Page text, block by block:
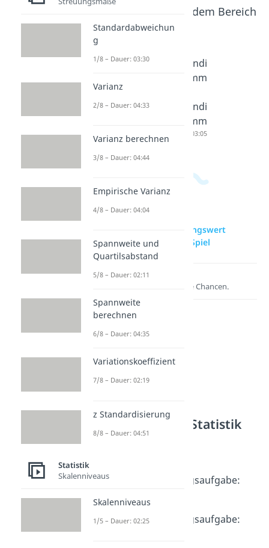
Beliebte Inhalte aus dem Bereich
Statistik
Diagram
Dauer: 04:55
Kreisdia
Balkendi
agramm
Säulendi
agramm
Dauer: 03:05
zur Videoseite: Erwartungswert
Übungsaufgabe: faires Spiel
Lernen lohnt sich!
Entdecke hier deine Chancen.
Weitere Inhalte: Statistik
Dauer: 04:47
Erwartungswert Übungsaufgabe:
Dauer: 04:08
Erwartungswert Übungsaufgabe:
Standardabweichun
g
1/8 – Dauer: 03:30
Varianz
2/8 – Dauer: 04:33
Varianz berechnen
3/8 – Dauer: 04:44
Empirische Varianz
4/8 – Dauer: 04:04
Spannweite und
Quartilsabstand
5/8 – Dauer: 02:11
Spannweite
berechnen
6/8 – Dauer: 04:35
Variationskoeffizient
7/8 – Dauer: 02:19
z Standardisierung
8/8 – Dauer: 04:51
Statistik
Skalenniveaus
Skalenniveaus
1/5 – Dauer: 02:25